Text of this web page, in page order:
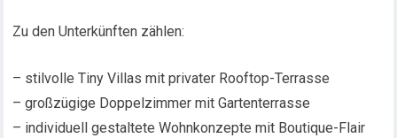
Zu den Unterkünften zählen:
– stilvolle Tiny Villas mit privater Rooftop-Terrasse
– großzügige Doppelzimmer mit Gartenterrasse
– individuell gestaltete Wohnkonzepte mit Boutique-Flair